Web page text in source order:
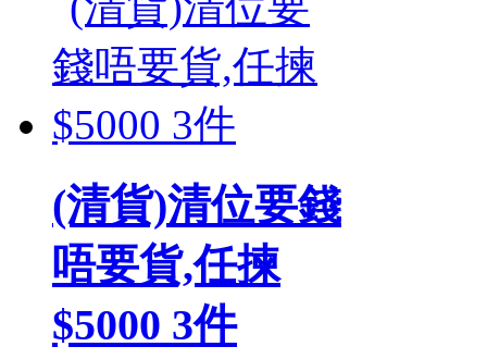
(清貨)清位要錢
唔要貨,任揀
$5000 3件